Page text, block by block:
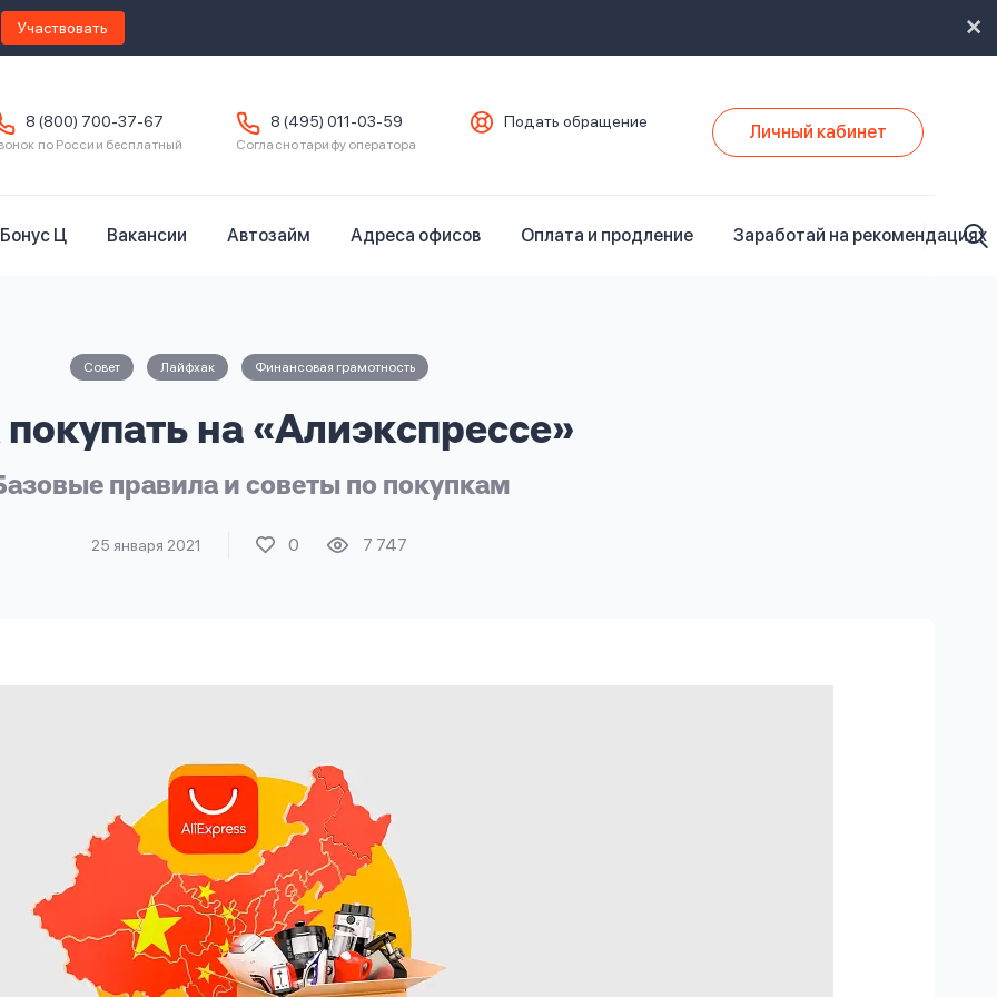
Участвовать
8 (800) 700-37-67
по России бесплатный
8 (495) 011-03-59
Согласно тарифу оператора
Подать обращение Личный кабинет
Бонус Ц Вакансии Автозайм Адреса офисов Оплата и продление Заработай на рекомендациях
Совет Лайфхак Финансовая грамотность
покупать на «Алиэкспрессе»
правила и советы по покупкам
25 января 2021 0 7 747